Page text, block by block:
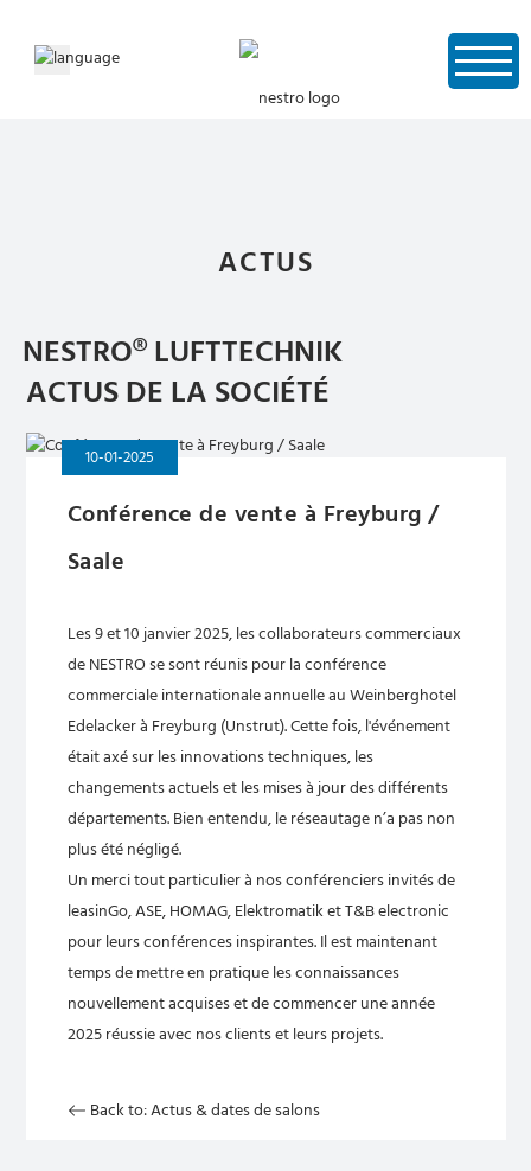
ACTUS
NESTRO® LUFTTECHNIK
ACTUS DE LA SOCIÉTÉ
10-01-2025
Conférence de vente à Freyburg /
Saale
Les 9 et 10 janvier 2025, les collaborateurs commerciaux
de NESTRO se sont réunis pour la conférence
commerciale internationale annuelle au Weinberghotel
Edelacker à Freyburg (Unstrut). Cette fois, l'événement
était axé sur les innovations techniques, les
changements actuels et les mises à jour des différents
départements. Bien entendu, le réseautage n’a pas non
plus été négligé.
Un merci tout particulier à nos conférenciers invités de
leasinGo, ASE, HOMAG, Elektromatik et T&B electronic
pour leurs conférences inspirantes. Il est maintenant
temps de mettre en pratique les connaissances
nouvellement acquises et de commencer une année
2025 réussie avec nos clients et leurs projets.
Back to: Actus & dates de salons